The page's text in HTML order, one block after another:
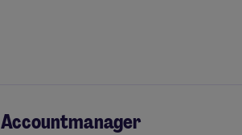
Accountmanager